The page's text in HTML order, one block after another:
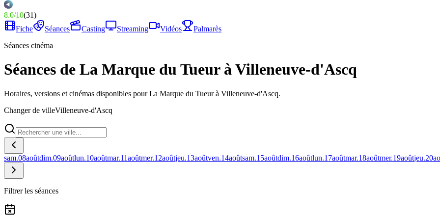
8.0/10(31)
Fiche
Séances Casting Streaming Vidéos
Palmarès
Séances cinéma
Séances de La Marque du Tueur à Villeneuve-d'Ascq
Horaires, versions et cinémas disponibles pour La Marque du Tueur à Villeneuve-d'Ascq.
Changer de villeVilleneuve-d'Ascq
sam.08aoûtdim.09aoûtlun.10aoûtmar.11aoûtmer.12aoûtjeu.13aoûtven.14aoûtsam.15aoûtdim.16aoûtlun.17aoûtmar.18aoûtmer.19aoûtjeu.20
Filtrer les séances